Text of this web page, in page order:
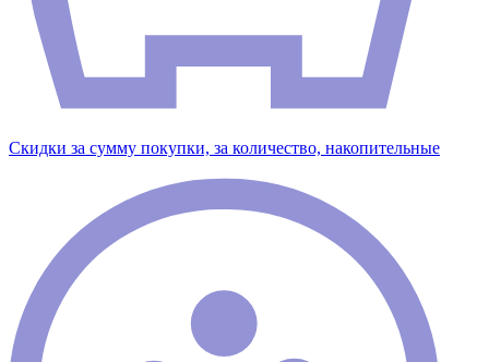
Скидки за сумму покупки, за количество, накопительные